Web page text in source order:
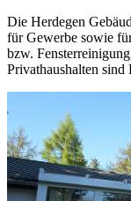
Die Herdegen
für Gewerbe sowie
bzw.
Privathaushalten sind